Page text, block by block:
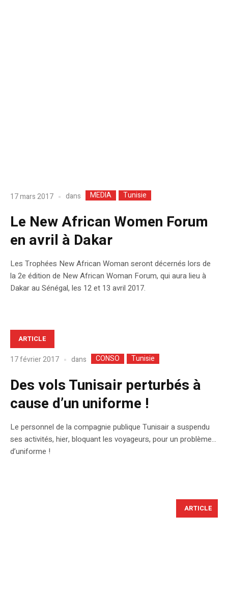
17 mars 2017 dans MEDIA Tunisie
Le New African Women Forum
en avril à Dakar
Les Trophées New African Woman seront décernés lors de
la 2e édition de New African Woman Forum, qui aura lieu à
Dakar au Sénégal, les 12 et 13 avril 2017.
ARTICLE
17 février 2017 dans CONSO Tunisie
Des vols Tunisair perturbés à
cause d’un uniforme !
Le personnel de la compagnie publique Tunisair a suspendu
ses activités, hier, bloquant les voyageurs, pour un problème…
d’uniforme !
ARTICLE